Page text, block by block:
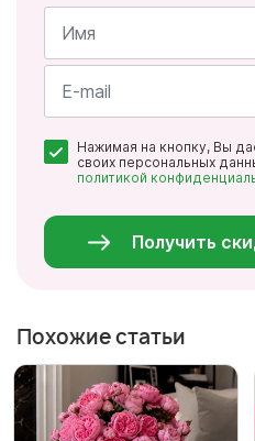
Имя
*
Нажимая на кнопку, Вы
своих персональных
политикой
Получить
Похожие статьи